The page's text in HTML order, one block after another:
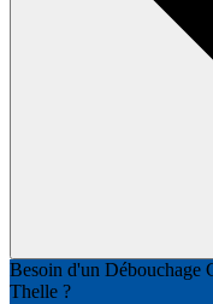
Besoin d'un Débouchage
Thelle ?